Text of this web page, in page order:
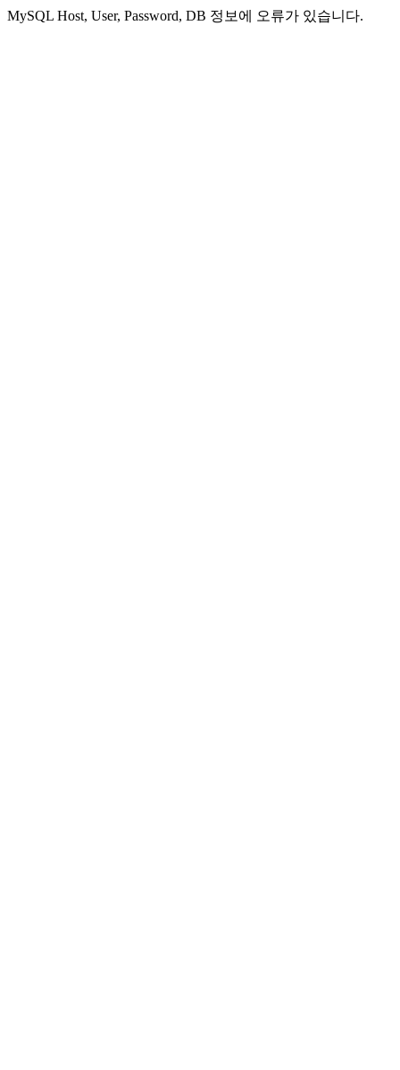
MySQL Host, User, Password, DB 정보에 오류가 있습니다.